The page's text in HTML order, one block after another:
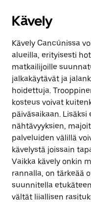
Kävely
Kävely Cancúnissa
alueilla, erityisesti
matkailijoille
jalkakäytävät ja
hoidettuja.
kosteus voivat
päiväsaikaan.
nähtävyyksien,
palveluiden välillä
kävelystä joissain
Vaikka kävely onkin
rannalla, on tärkeää
suunnitella
vältät liiallisen